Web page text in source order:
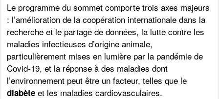
Le programme du sommet comporte trois axes majeurs
: l’amélioration de la coopération internationale dans la
recherche et le partage de données, la lutte contre les
maladies infectieuses d’origine animale,
particulièrement mises en lumière par la pandémie de
Covid-19, et la réponse à des maladies dont
l’environnement peut être un facteur, telles que le
diabète et les maladies cardiovasculaires.